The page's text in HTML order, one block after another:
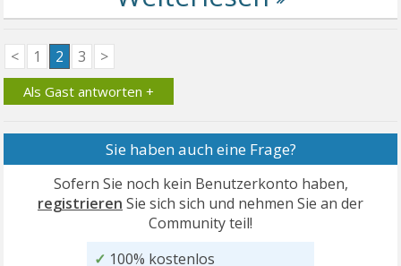
< 1 2 3 >
Als Gast antworten +
Sie haben auch eine Frage?
Sofern Sie noch kein Benutzerkonto haben,
registrieren Sie sich sich und nehmen Sie an der
Community teil!
✓ 100% kostenlos